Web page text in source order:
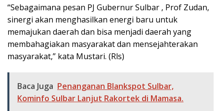
“Sebagaimana pesan PJ Gubernur Sulbar , Prof Zudan,
sinergi akan menghasilkan energi baru untuk
memajukan daerah dan bisa menjadi daerah yang
membahagiakan masyarakat dan mensejahterakan
masyarakat,” kata Mustari. (Rls)
Baca Juga Penanganan Blankspot Sulbar,
Kominfo Sulbar Lanjut Rakortek di Mamasa.